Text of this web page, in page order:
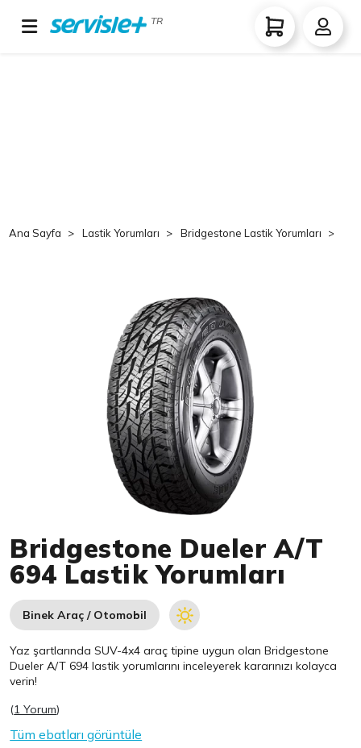
TR
Ana Sayfa Lastik Yorumları Bridgestone Lastik Yorumları
Bridgestone Dueler A/T
694 Lastik Yorumları
Binek Araç / Otomobil
Yaz şartlarında SUV-4x4 araç tipine uygun olanBridgestone
Dueler A/T 694 lastik yorumlarını inceleyerek kararınızı kolayca
verin!
(1 Yorum)
Tüm ebatları görüntüle